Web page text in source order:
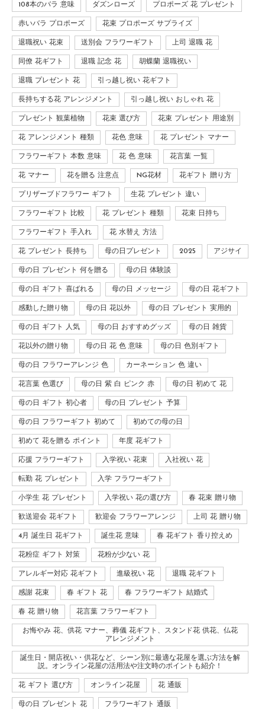
108本のバラ 意味 ダズンローズ プロポーズ 花 プレゼント
赤いバラ プロポーズ 花束 プロポーズ サプライズ
退職祝い 花束 送別会 フラワーギフト 上司 退職 花
同僚 花ギフト 退職 記念 花 胡蝶蘭 退職祝い
退職 プレゼント 花 引っ越し祝い 花ギフト
長持ちする花 アレンジメント 引っ越し祝い おしゃれ 花
プレゼント 観葉植物 花束 選び方 花束 プレゼント 用途別
花 アレンジメント 種類 花色 意味 花 プレゼント マナー
フラワーギフト 本数 意味 花 色 意味 花言葉 一覧
花 マナー 花を贈る 注意点 NG花材 花ギフト 贈り方
プリザーブドフラワー ギフト 生花 プレゼント 違い
フラワーギフト 比較 花 プレゼント 種類 花束 日持ち
フラワーギフト 手入れ 花 水替え 方法
花 プレゼント 長持ち 母の日プレゼント 2025 アジサイ
母の日 プレゼント 何を贈る 母の日 体験談
母の日 ギフト 喜ばれる 母の日 メッセージ 母の日 花ギフト
感動した贈り物 母の日 花以外 母の日 プレゼント 実用的
母の日 ギフト 人気 母の日 おすすめグッズ 母の日 雑貨
花以外の贈り物 母の日 花 色 意味 母の日 色別ギフト
母の日 フラワーアレンジ 色 カーネーション 色 違い
花言葉 色選び 母の日 紫 白 ピンク 赤 母の日 初めて 花
母の日 ギフト 初心者 母の日 プレゼント 予算
母の日 フラワーギフト 初めて 初めての母の日
初めて 花を贈る ポイント 年度 花ギフト
応援 フラワーギフト 入学祝い 花束 入社祝い 花
転勤 花 プレゼント 入学 フラワーギフト
小学生 花 プレゼント 入学祝い 花の選び方 春 花束 贈り物
歓送迎会 花ギフト 歓迎会 フラワーアレンジ 上司 花 贈り物
4月 誕生日 花ギフト 誕生花 意味 春 花ギフト 香り控えめ
花粉症 ギフト 対策 花粉が少ない 花
アレルギー対応 花ギフト 進級祝い 花 退職 花ギフト
感謝 花束 春 ギフト 花 春 フラワーギフト 結婚式
春 花 贈り物 花言葉 フラワーギフト
お悔やみ 花、供花 マナー、葬儀 花ギフト、スタンド花 供花、仏花
アレンジメント
誕生日・開店祝い・供花など、シーン別に最適な花屋を選ぶ方法を解
説。オンライン花屋の活用法や注文時のポイントも紹介！
花 ギフト 選び方 オンライン花屋 花 通販
母の日 プレゼント 花 フラワーギフト 通販